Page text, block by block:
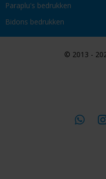
Paraplu's bedrukken
Bidons bedrukken
© 2013 -